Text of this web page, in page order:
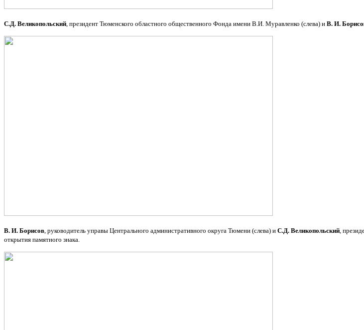
С.Д. Великопольский , президент Тюменского областного общественного Фонда имени В.И. Муравленко (слева) и В. И.
В. И. Борисов , руководитель управы Центрального административного округа Тюмени (слева) и С.Д. Великопольский ,
открытия памятного знака.